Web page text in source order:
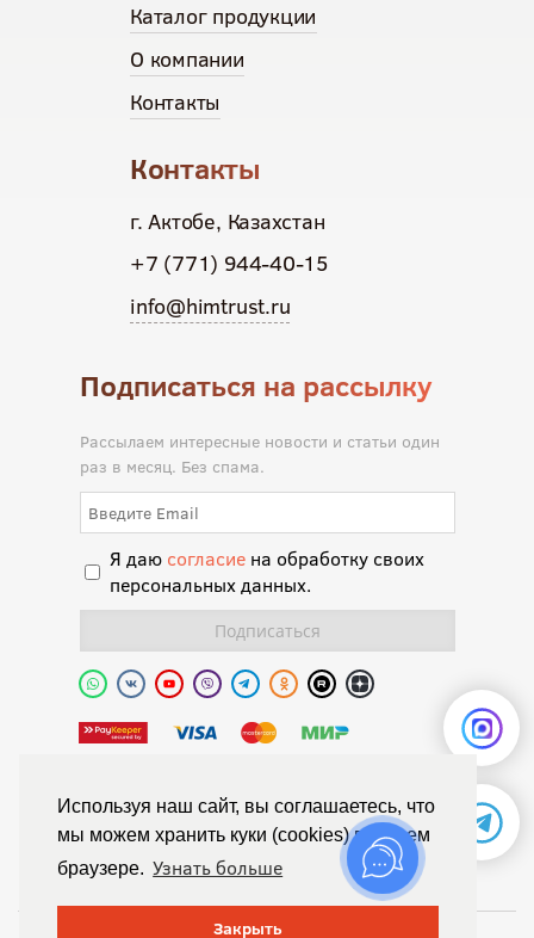
Используя наш сайт, вы соглашаетесь, что
мы можем хранить куки (cookies) в вашем
браузере. Узнать больше
Закрыть
Каталог продукции
О компании
Контакты
Контакты
г. Актобе, Казахстан
+7 (771) 944-40-15
info@himtrust.ru
Подписаться на рассылку
Рассылаем интересные новости и статьи один
раз в месяц. Без спама.
Я даю согласиена обработку своих
персональных данных.
Полиуретановая долина.
© Химтраст,
Политика конфиденциальности
Положение об обработке персональных данных